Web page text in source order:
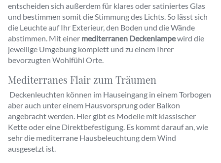
entscheiden sich außerdem für klares oder satiniertes Glas
und bestimmen somit die Stimmung des Lichts. So lässt sich
die Leuchte auf Ihr Exterieur, den Boden und die Wände
abstimmen. Mit einer mediterranen Deckenlampewird die
jeweilige Umgebung komplett und zu einem Ihrer
bevorzugten Wohlfühl Orte.
Mediterranes Flair zum Träumen
Deckenleuchten können im Hauseingang in einem Torbogen
aber auch unter einem Hausvorsprung oder Balkon
angebracht werden. Hier gibt es Modelle mit klassischer
Kette oder eine Direktbefestigung. Es kommt darauf an, wie
sehr die mediterrane Hausbeleuchtung dem Wind
ausgesetzt ist.